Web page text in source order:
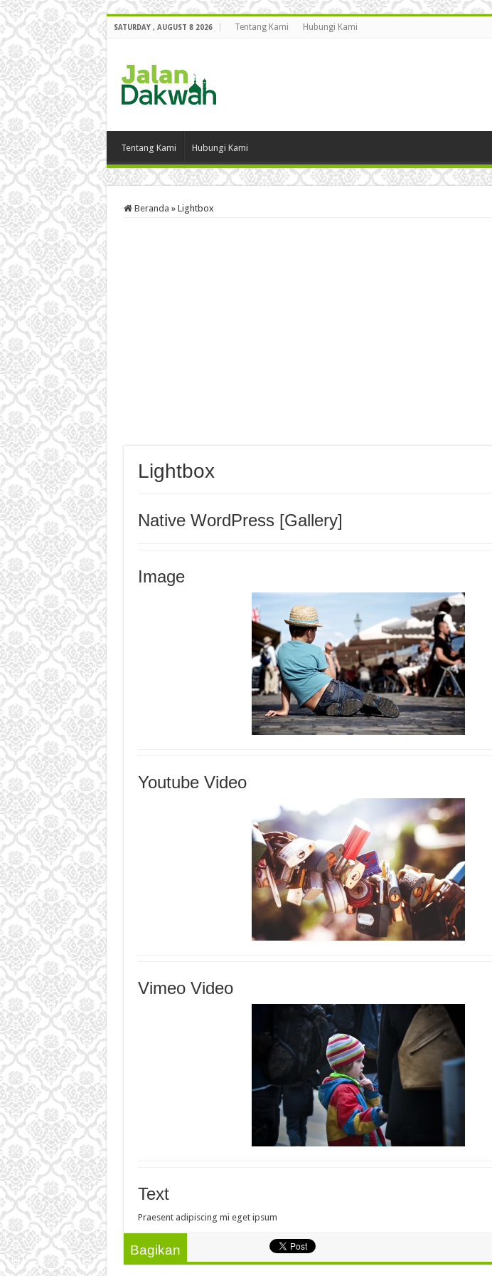
SATURDAY , AUGUST 8 2026 Tentang Kami Hubungi Kami
Tentang Kami Hubungi Kami
Beranda » Lightbox
Lightbox
Native WordPress [Gallery]
Image
Youtube Video
Vimeo Video
Text
Praesent adipiscing mi eget ipsum
Bagikan